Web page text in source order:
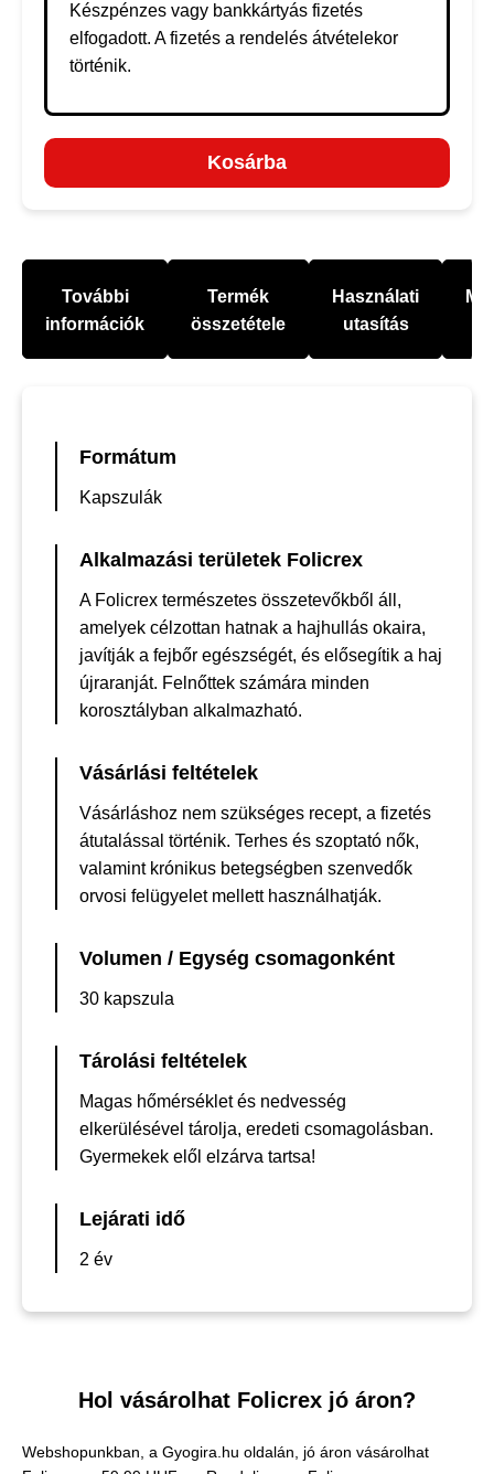
Készpénzes vagy bankkártyás fizetés
elfogadott. A fizetés a rendelés átvételekor
történik.
Kosárba
További
információk
Termék
összetétele
Használati
utasítás
Formátum
Kapszulák
Alkalmazási területek Folicrex
A Folicrex természetes összetevőkből áll,
amelyek célzottan hatnak a hajhullás okaira,
javítják a fejbőr egészségét, és elősegítik a haj
újraranját. Felnőttek számára minden
korosztályban alkalmazható.
Vásárlási feltételek
Vásárláshoz nem szükséges recept, a fizetés
átutalással történik. Terhes és szoptató nők,
valamint krónikus betegségben szenvedők
orvosi felügyelet mellett használhatják.
Volumen / Egység csomagonként
30 kapszula
Tárolási feltételek
Magas hőmérséklet és nedvesség
elkerülésével tárolja, eredeti csomagolásban.
Gyermekek elől elzárva tartsa!
Lejárati idő
2 év
Hol vásárolhat Folicrex jó áron?
Webshopunkban, a Gyogira.hu oldalán, jó áron vásárolhat